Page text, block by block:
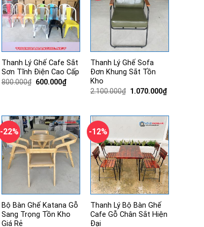
Thanh Lý Ghế Cafe Sắt
Sơn Tĩnh Điện Cao Cấp
800.000₫ Giá
600.000₫Giá
Thanh Lý Ghế Sofa
Đơn Khung Sắt Tồn
Kho
2.100.000₫ Giá
1.070.000₫Giá
1.070.000₫.
-22%
Bộ Bàn Ghế Katana Gỗ
Sang Trọng Tồn Kho
Giá Rẻ
-12%
Thanh Lý Bộ Bàn Ghế
Cafe Gỗ Chân Sắt Hiện
Đại